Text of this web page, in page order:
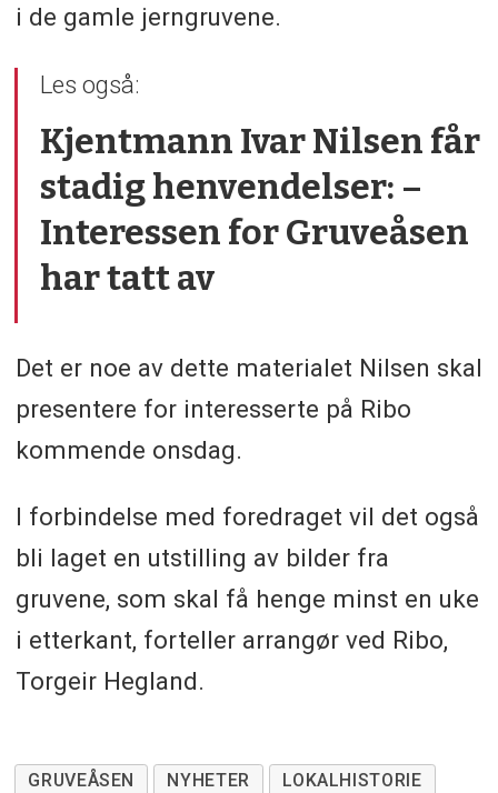
i de gamle jerngruvene.
Les også:
Kjentmann Ivar Nilsen får
stadig henvendelser: –
Interessen for Gruveåsen
har tatt av
Det er noe av dette materialet Nilsen skal
presentere for interesserte på Ribo
kommende onsdag.
I forbindelse med foredraget vil det også
bli laget en utstilling av bilder fra
gruvene, som skal få henge minst en uke
i etterkant, forteller arrangør ved Ribo,
Torgeir Hegland.
GRUVEÅSEN NYHETER
LOKALHISTORIE